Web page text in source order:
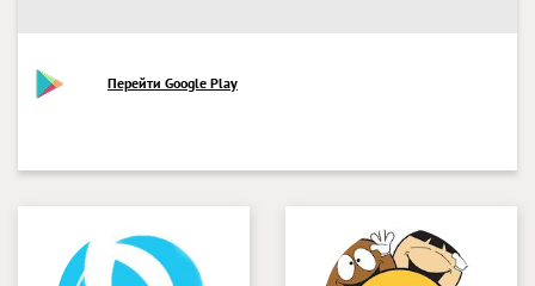
Перейти Google Play